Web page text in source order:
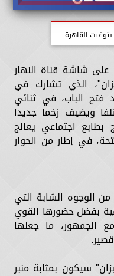
بتوقيت القاهرة
على شاشة قناة النهار
الذي تشارك في
فتح الباب، في ثنائي
ويضيف زخما جديدا
بطابع اجتماعي يعالج
في إطار من الحوار
الوجوه الشابة التي
بفضل حضورها القوي
الجمهور، ما جعلها
سيكون بمثابة منبر